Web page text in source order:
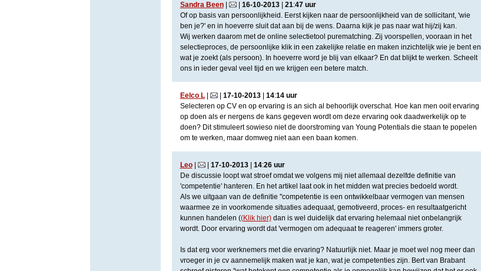
Sandra Been| | 16-10-2013| 21:47 uur
Of op basis van persoonlijkheid. Eerst kijken naar de persoonlijkheid van de sollicitant, 'wie
ben je?' en in hoeverre sluit dat aan bij de wens. Daarna kijk je pas naar wat hij/zij kan.
Wij werken daarom met de online selectietool purematching. Zij voorspellen, vooraan in het
selectieproces, de persoonlijke klik in een zakelijke relatie en maken inzichtelijk wie je bent en
wat je zoekt (als persoon). In hoeverre word je blij van elkaar? En dat blijkt te werken. Scheelt
ons in ieder geval veel tijd en we krijgen een betere match.
Eelco L| | 17-10-2013| 14:14 uur
Selecteren op CV en op ervaring is an sich al behoorlijk overschat. Hoe kan men ooit ervaring
op doen als er nergens de kans gegeven wordt om deze ervaring ook daadwerkelijk op te
doen? Dit stimuleert sowieso niet de doorstroming van Young Potentials die staan te popelen
om te werken, maar domweg niet aan een baan komen.
Leo| | 17-10-2013| 14:26 uur
De discussie loopt wat stroef omdat we volgens mij niet allemaal dezelfde definitie van
'competentie' hanteren. En het artikel laat ook in het midden wat precies bedoeld wordt.
Als we uitgaan van de definitie ''competentie is een ontwikkelbaar vermogen van mensen
waarmee ze in voorkomende situaties adequaat, gemotiveerd, proces- en resultaatgericht
kunnen handelen ((Klik hier)dan is wel duidelijk dat ervaring helemaal niet onbelangrijk
wordt. Door ervaring wordt dat 'vermogen om adequaat te reageren' immers groter.
Is dat erg voor werknemers met die ervaring? Natuurlijk niet. Maar je moet wel nog meer dan
vroeger in je cv aannemelijk maken wat je kan, wat je competenties zijn. Bert van Brabant